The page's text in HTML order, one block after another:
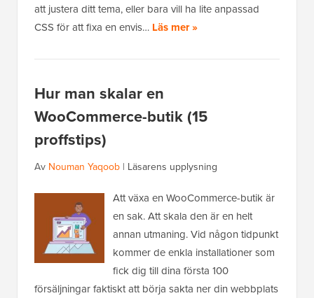
att justera ditt tema, eller bara vill ha lite anpassad
CSS för att fixa en envis… Läs mer »
Hur man skalar en
WooCommerce-butik (15
proffstips)
Av Nouman Yaqoob | Läsarens upplysning
Att växa en WooCommerce-butik är
en sak. Att skala den är en helt
annan utmaning. Vid någon tidpunkt
kommer de enkla installationer som
fick dig till dina första 100
försäljningar faktiskt att börja sakta ner din webbplats